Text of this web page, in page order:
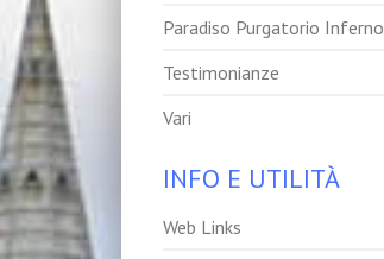
Paradiso Purgatorio Inferno
Testimonianze
Vari
INFO E UTILITÀ
Web Links